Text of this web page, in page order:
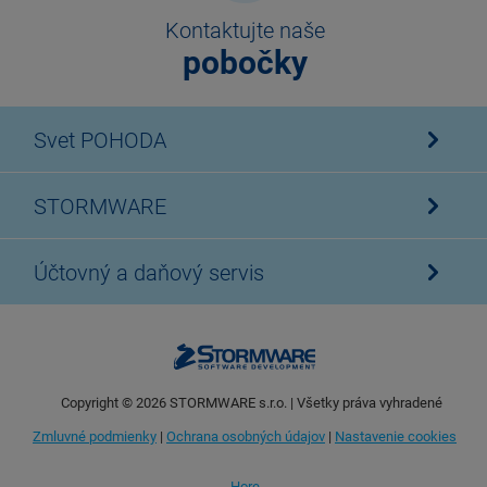
Kontaktujte naše
pobočky
Svet POHODA
STORMWARE
Účtovný a daňový servis
Copyright © 2026STORMWARE s.r.o. | Všetky práva vyhradené
Zmluvné podmienky | Ochrana osobných údajov | Nastavenie cookies